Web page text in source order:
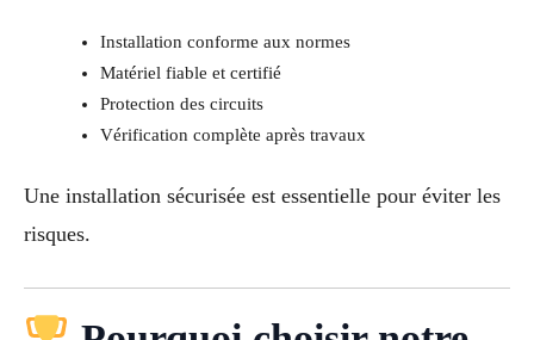
Installation conforme aux normes
Matériel fiable et certifié
Protection des circuits
Vérification complète après travaux
Une installation sécurisée est essentielle pour éviter les
risques.